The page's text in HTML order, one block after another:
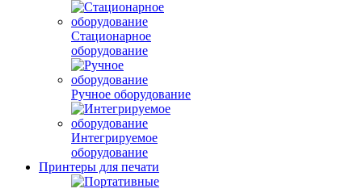
Стационарное
оборудование
Ручное оборудование
Интегрируемое
оборудование
Принтеры для печати